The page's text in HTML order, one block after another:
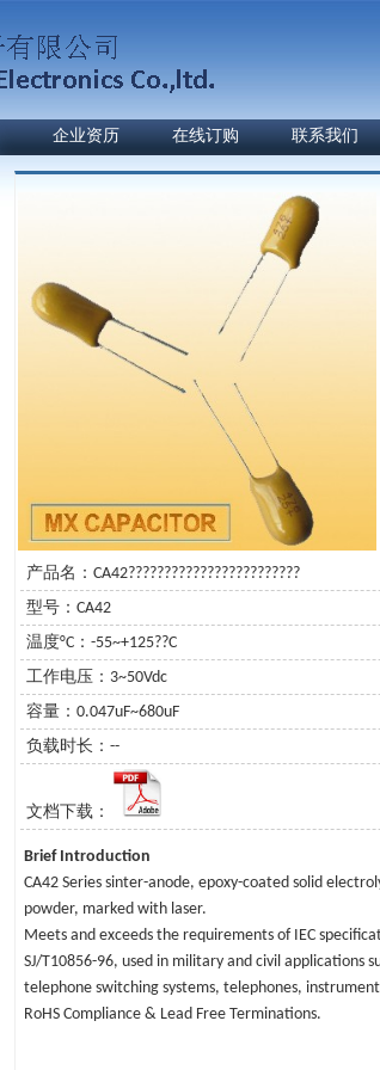
企业资历 在线订购 联系我们
产品名：CA42????????????????????????
型号：CA42
温度°C：-55~+125??C
工作电压：3~50Vdc
容量：0.047uF~680uF
负载时长：--
文档下载：
Brief Introduction
CA42 Series sinter-anode, epoxy-coated solid
powder, marked with laser.
Meets and exceeds the requirements of IEC
SJ/T10856-96, used in military and civil applications
telephone switching systems, telephones,
RoHS Compliance & Lead Free Terminations.